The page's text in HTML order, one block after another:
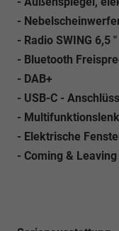
-
- Radio SWING 6,5
- Bluetooth
- DAB+
- USB-C -
-
- Elektrische
- Coming &